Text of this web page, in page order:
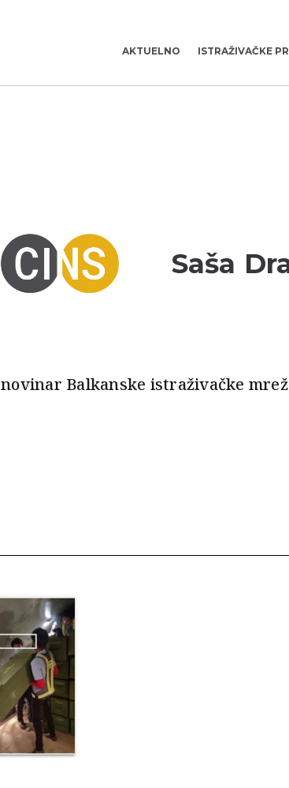
AKTUELNO ISTRAŽIVAČKE
Saša
novinar Balkanske istraživačke